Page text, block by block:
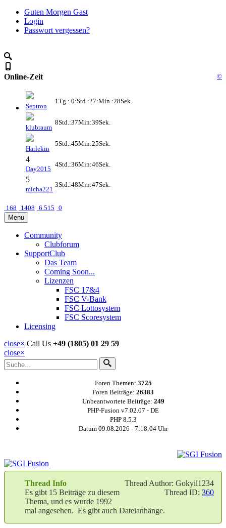
Guten Morgen Gast
Login
Passwort vergessen?
Online-Zeit ©
Septron
1Tg.: 0:Std.:27:Min.:28Sek.
klubraum
8Std.:37Min:39Sek.
Harlekin
5Std.:45Min:25Sek.
4
Day2015
4Std.:36Min:46Sek.
5
micha221
3Std.:48Min:47Sek.
168 1408 6.515 0
Menu
Community
Clubforum
SupportClub
Das Team
Coming Soon...
Lizenzen
FSC 17&4
FSC V-Bank
FSC Lottosystem
FSC Scoresystem
Licensing
close× Call Us +49 (1805) 01 29 59
close×
Foren Themen: 3725
Foren Beiträge: 26383
Unbeantwortete Beiträge: 249
PHP-Fusion v7.02.07 - DE
PHP 8.5.3
Datum 09.08.2026 - 7:18:05Uhr
Thread Author: Gokyil1234
Thread ID: 360
Thread Info
Es gibt 15 Beiträge zu diesem
Thema, und es wurde 1992
mal angesehen. Es gibt auch Dateianhänge.